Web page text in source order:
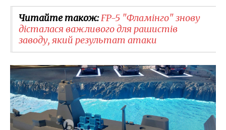
Читайте також:FP-5 "Фламінго" знову
дісталася важливого для рашистів
заводу, який результат атаки